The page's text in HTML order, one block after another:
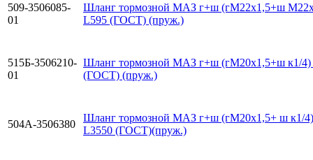
509-3506085-
01
Шланг тормозной МАЗ г+ш (гМ22х1,5+ш
L595 (ГОСТ) (пруж.)
515Б-3506210-
01
Шланг тормозной МАЗ г+ш (гМ20х1,5+ш к1/4)
(ГОСТ) (пруж.)
504А-3506380
Шланг тормозной МАЗ г+ш (гМ20х1,5+ ш к1/
L3550 (ГОСТ)(пруж.)